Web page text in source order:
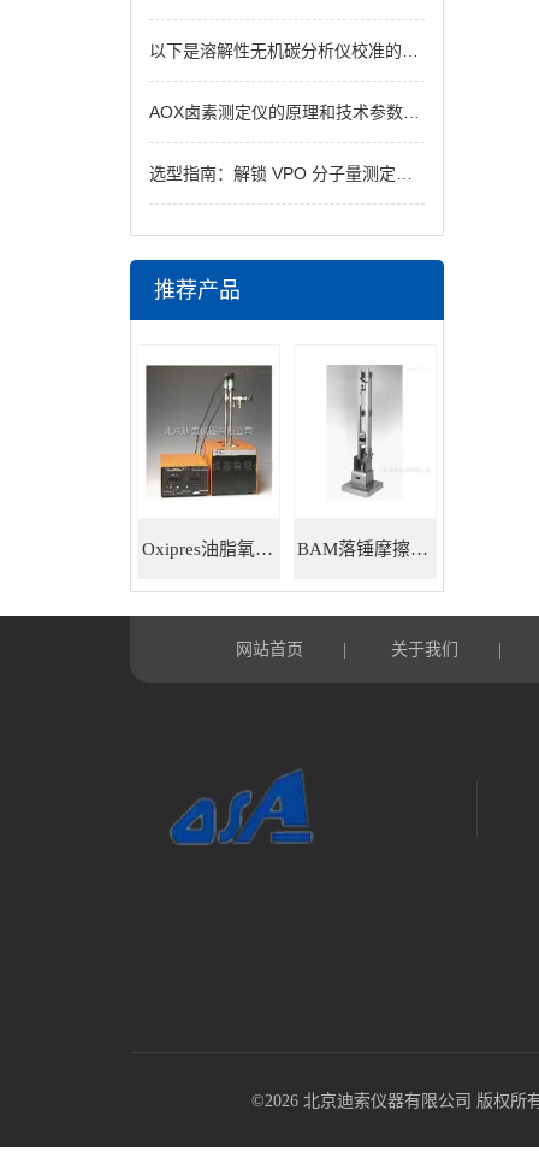
以下是溶解性无机碳分析仪校准的具体步骤
AOX卤素测定仪的原理和技术参数说明
选型指南：解锁 VPO 分子量测定仪采购核心逻辑
推荐产品
Oxipres油脂氧化稳定性仪 BAM落锤摩擦感度仪
网站首页 关于我们
©2026 北京迪索仪器有限公司 版权所